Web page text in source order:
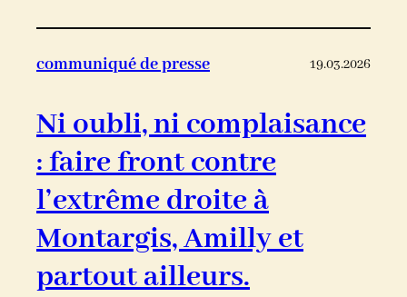
communiqué de presse 19.03.2026
Ni oubli, ni complaisance
: faire front contre
l’extrême droite à
Montargis, Amilly et
partout ailleurs.